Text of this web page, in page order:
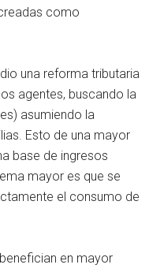
como
una reforma tributaria
agentes, buscando la
asumiendo la
Esto de una mayor
base de ingresos
mayor es que se
el consumo de
en mayor